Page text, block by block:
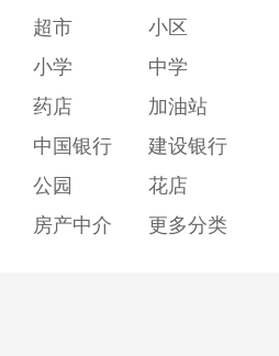
超市
小区
小学
中学
药店
加油站
中国银行
建设银行
公园
花店
房产中介 更多分类